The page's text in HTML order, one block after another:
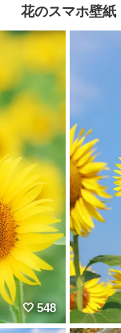
花のスマホ壁紙
548